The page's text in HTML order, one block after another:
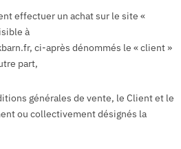
effectuer un achat sur le site «
à
ci-après dénommés le « client »
part,
générales de vente, le Client et le
ou collectivement désignés la